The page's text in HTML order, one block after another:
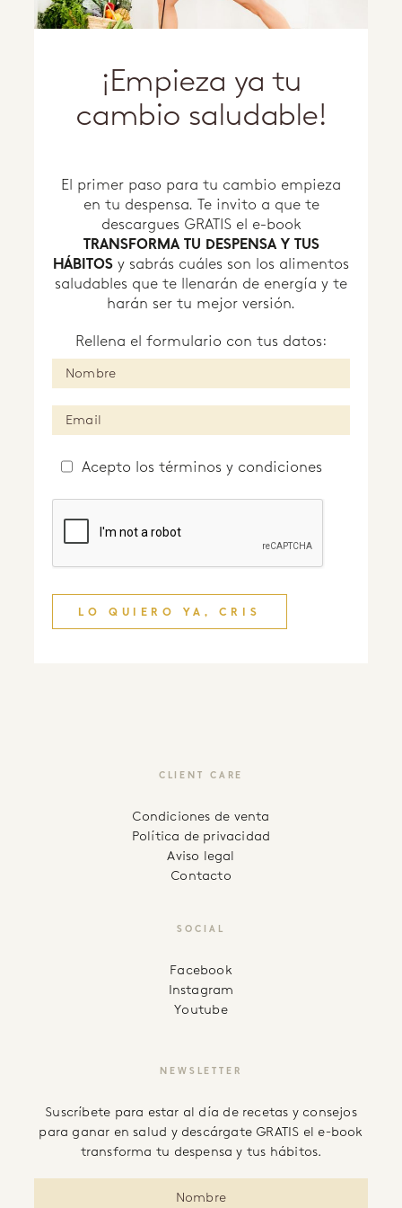
¡Empieza ya tu
cambio saludable!
El primer paso para tu cambio empieza
en tu despensa. Te invito a que te
descargues GRATIS el e-book
TRANSFORMA TU DESPENSA Y TUS
HÁBITOS y sabrás cuáles son los alimentos
saludables que te llenarán de energía y te
harán ser tu mejor versión.
Rellena el formulario con tus datos:
Acepto los términos y condiciones
LO QUIERO YA, CRIS
CLIENT CARE
Condiciones de venta
Política de privacidad
Aviso legal
Contacto
SOCIAL
facebook
instagram
youtube
NEWSLETTER
Suscríbete para estar al día de recetas y consejos
para ganar en salud y descárgate GRATIS el e-book
transforma tu despensa y tus hábitos.